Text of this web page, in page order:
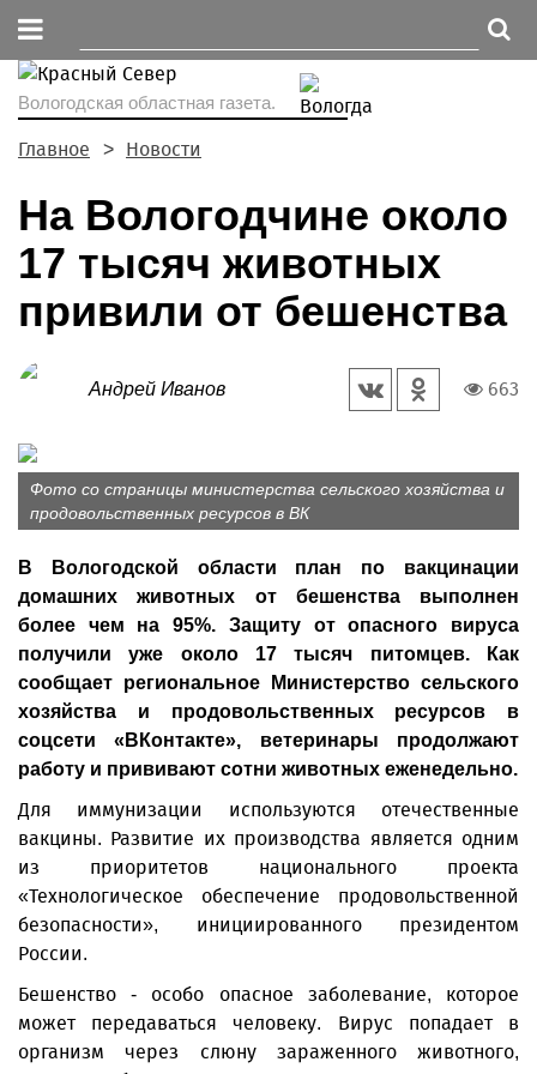
Вологодская областная газета.
Главное Новости
На Вологодчине около
17 тысяч животных
привили от бешенства
Андрей Иванов 663
Фото со страницы министерства сельского хозяйства и
продовольственных ресурсов в ВК
В Вологодской области план по вакцинации
домашних животных от бешенства выполнен
более чем на 95%. Защиту от опасного вируса
получили уже около 17 тысяч питомцев. Как
сообщает региональное Министерство сельского
хозяйства и продовольственных ресурсов в
соцсети «ВКонтакте», ветеринары продолжают
работу и прививают сотни животных еженедельно.
Для иммунизации используются отечественные
вакцины. Развитие их производства является одним
из приоритетов национального проекта
«Технологическое обеспечение продовольственной
безопасности», инициированного президентом
России.
Бешенство - особо опасное заболевание, которое
может передаваться человеку. Вирус попадает в
организм через слюну зараженного животного,